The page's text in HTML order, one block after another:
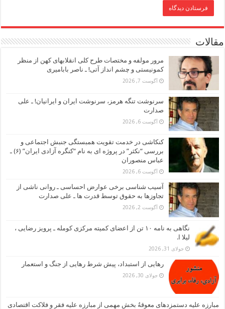
مقالات
مرور مولفه و مختصات طرح کلی انقلابهای کهن از منظر
کمونیستی و چشم انداز آتی! ـ ناصر بابامیری
آگوست 7, 2026
سرنوشت تنگه هرمز، سرنوشت ایران و ایرانیان! ـ علی
صدارت
آگوست 6, 2026
کنکاشی در خدمت تقویت همبستگی جنبش اجتماعی و
بررسی “نکثر” در پروژه ای به نام “کنگره آزادی ایران” (۶) ـ
عباس منصوران
آگوست 6, 2026
آسیب شناسی برخی عوارض احساسی ـ روانی ناشی از
تجاوزها به حقوق توسط قدرت ها ـ علی صدارت
آگوست 2, 2026
نگاهی به نامه ۱۰ تن از اعضای کمیته مرکزی کومله ـ پرویز رضایی ،
لیلا ا.
جولای 31, 2026
رهایی از استبداد، پیش شرط رهایی از جنگ و استعمار
جولای 30, 2026
مبارزه علیه دستمزدهای معوقهُ بخش مهمی از مبارزه علیه فقر و فلاکت اقتصادی